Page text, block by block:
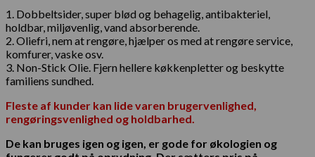
1. Dobbeltsider, super blød og behagelig, antibakteriel,
holdbar, miljøvenlig, vand absorberende.
2. Oliefri, nem at rengøre, hjælper os med at rengøre service,
komfurer, vaske osv.
3. Non-Stick Olie. Fjern hellere køkkenpletter og beskytte
familiens sundhed.
Fleste af kunder kan lide varen brugervenlighed,
rengøringsvenlighed og holdbarhed.
De kan bruges igen og igen, er gode for økologien og